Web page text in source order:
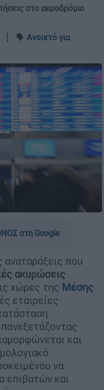
στο αεροδρόμιο
┋ 🗣️ Ανοικτό για
στη Google
αναταράξεις που
ακυρώσεις
χώρες της Μέσης
εταιρείες
και
να
επιβατών και